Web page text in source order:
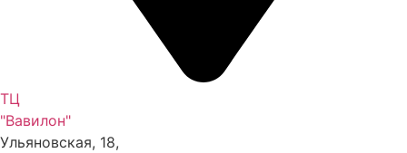
ТЦ
"Вавилон"
Ульяновская, 18,